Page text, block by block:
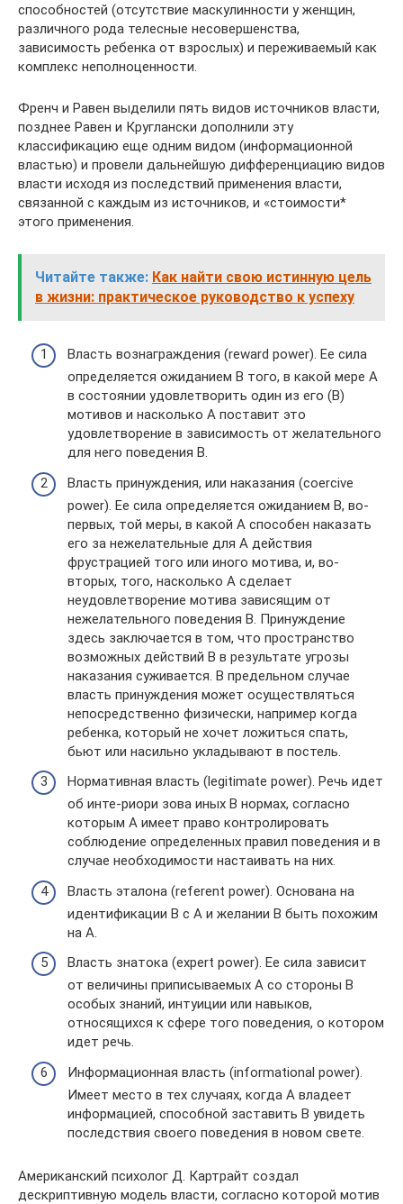
способностей (отсутствие маскулинности у женщин,
различного рода телесные несовершенства,
зависимость ребенка от взрослых) и переживаемый как
комплекс неполноценности.
Френч и Равен выделили пять видов источников власти,
позднее Равен и Круглански дополнили эту
классификацию еще одним видом (информационной
властью) и провели дальнейшую дифференциацию видов
власти исходя из последствий применения власти,
связанной с каждым из источников, и «стоимости*
этого применения.
Читайте также: Как найти свою истинную цель
в жизни: практическое руководство к успеху
Власть вознаграждения (reward power). Ее сила
определяется ожиданием В того, в какой мере А
в состоянии удовлетворить один из его (В)
мотивов и насколько А поставит это
удовлетворение в зависимость от желательного
для него поведения В.
Власть принуждения, или наказания (coercive
power). Ее сила определяется ожиданием В, во-
первых, той меры, в какой А способен наказать
его за нежелательные для А действия
фрустрацией того или иного мотива, и, во-
вторых, того, насколько А сделает
неудовлетворение мотива зависящим от
нежелательного поведения В. Принуждение
здесь заключается в том, что пространство
возможных действий В в результате угрозы
наказания суживается. В предельном случае
власть принуждения может осуществляться
непосредственно физически, например когда
ребенка, который не хочет ложиться спать,
бьют или насильно укладывают в постель.
Нормативная власть (legitimate power). Речь идет
об инте-риори зова иных В нормах, согласно
которым А имеет право контролировать
соблюдение определенных правил поведения и в
случае необходимости настаивать на них.
Власть эталона (referent power). Основана на
идентификации В с А и желании В быть похожим
на А.
Власть знатока (expert power). Ее сила зависит
от величины приписываемых А со стороны В
особых знаний, интуиции или навыков,
относящихся к сфере того поведения, о котором
идет речь.
Информационная власть (informational power).
Имеет место в тех случаях, когда А владеет
информацией, способной заставить В увидеть
последствия своего поведения в новом свете.
Американский психолог Д. Картрайт создал
дескриптивную модель власти, согласно которой мотив